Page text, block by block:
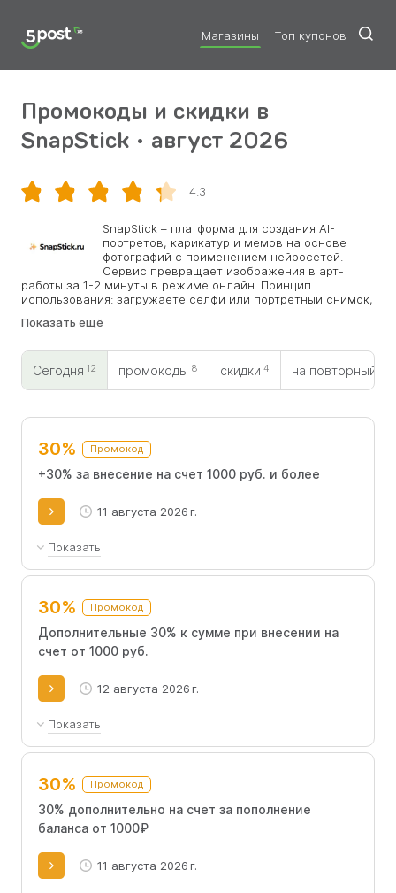
Магазины Топ купонов
Промокоды и скидки в
SnapStick • август 2026
Сегодня 12 промокоды 8 скидки 4 на повторный
30% Промокод
+30% за внесение на счет 1000 руб. и более
11 августа 2026 г.
Показать
Используйте промокод при пополнении
баланса на сумму от 1000 рублей и получите
дополнительные +30%.
30% Промокод
Дополнительные 30% к сумме при внесении на
счет от 1000 руб.
12 августа 2026 г.
Показать
Предложение работает при пополнении
счета не менее чем на 1000 рублей.
30% Промокод
30% дополнительно на счет за пополнение
баланса от 1000₽
11 августа 2026 г.
4.3
SnapStick – платформа для создания AI-
портретов, карикатур и мемов на основе
фотографий с применением нейросетей.
Сервис превращает изображения в арт-
работы за 1-2 минуты в режиме онлайн. Принцип
использования: загружаете селфи или портретный снимок,
результат спустя минуту. AI-алгоритмы SnapStick
художественных направлений. Финальные изображения
наносятся на холсты, чашки, футболки – отправка
осуществляется по всей России. Весь процесс происходит
Показать ещё
Скопировать